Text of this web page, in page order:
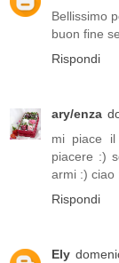
Bellissimo
buon fine
Rispondi
ary/enza
mi piace
piacere :)
armi :) ciao
Rispondi
Ely